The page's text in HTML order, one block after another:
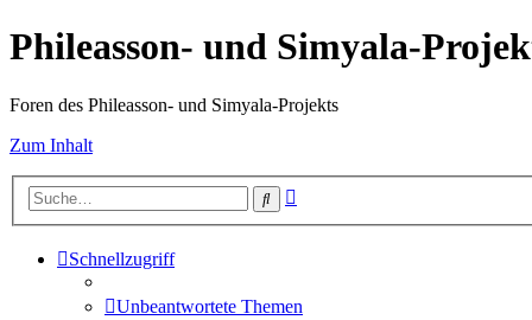
Phileasson- und Simyala-
Foren des Phileasson- und Simyala-Projekts
Zum Inhalt
Suche
Schnellzugriff
Unbeantwortete Themen